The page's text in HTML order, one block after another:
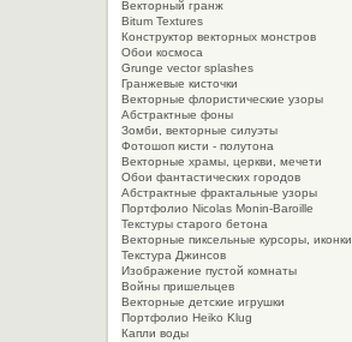
Векторный гранж
Bitum Textures
Конструктор векторных монстров
Обои космоса
Grunge vector splashes
Гранжевые кисточки
Векторные флористические узоры
Абстрактные фоны
Зомби, векторные силуэты
Фотошоп кисти - полутона
Векторные храмы, церкви, мечети
Обои фантастических городов
Абстрактные фрактальные узоры
Портфолио Nicolas Monin-Baroille
Текстуры старого бетона
Векторные пиксельные курсоры, иконки
Текстура Джинсов
Изображение пустой комнаты
Войны пришельцев
Векторные детские игрушки
Портфолио Heiko Klug
Капли воды